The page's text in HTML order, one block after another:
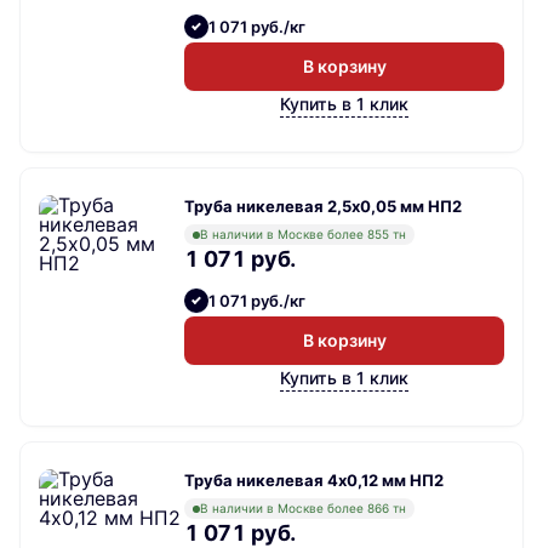
1 071 руб./кг
В корзину
Купить в 1 клик
Труба никелевая 2,5х0,05 мм НП2
В наличии в Москве более 855 тн
1 071 руб.
1 071 руб./кг
В корзину
Купить в 1 клик
Труба никелевая 4х0,12 мм НП2
В наличии в Москве более 866 тн
1 071 руб.